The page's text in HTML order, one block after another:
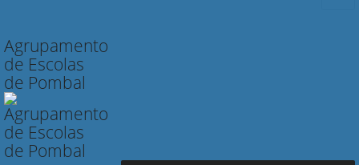
Agrupamento
de Escolas
de Pombal